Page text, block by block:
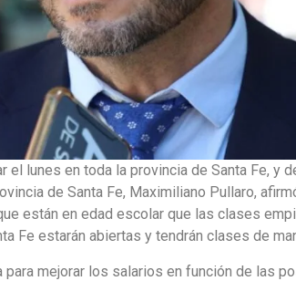
lunes en toda la provincia de Santa Fe, y
de Santa Fe, Maximiliano Pullaro,
están en edad escolar que las clases
Fe estarán abiertas y tendrán clases de
mejorar los salarios en función de las